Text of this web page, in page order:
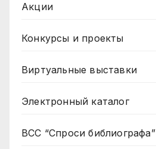
Акции
Конкурсы и проекты
Виртуальные выставки
Электронный каталог
ВСС “Спроси библиографа”